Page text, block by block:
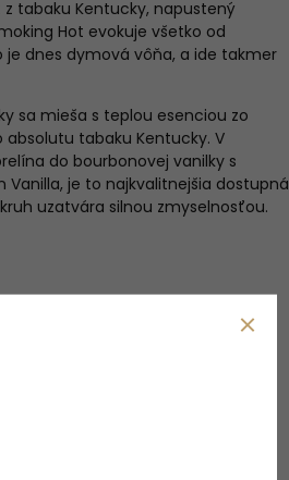
z tabaku Kentucky, napustený
Hot evokuje všetko od
dnes dymová vôňa, a ide takmer
sa mieša s teplou esenciou zo
tabaku Kentucky. V
do bourbonovej vanilky s
je to najkvalitnejšia dostupná
uzatvára silnou zmyselnosťou.